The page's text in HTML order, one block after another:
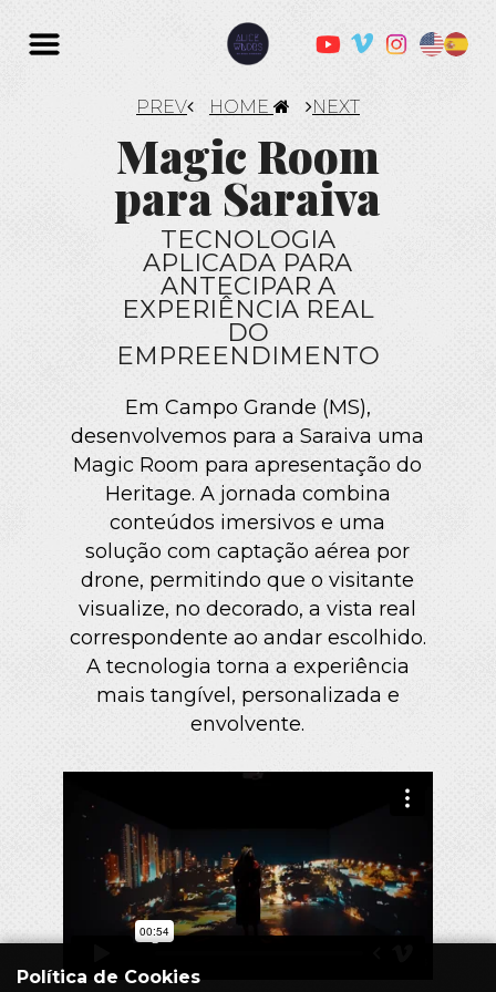
PREV HOME NEXT
Magic Room
para Saraiva
TECNOLOGIA
APLICADA PARA
ANTECIPAR A
EXPERIÊNCIA REAL
DO
EMPREENDIMENTO
Em Campo Grande (MS),
desenvolvemos para a Saraiva uma
Magic Room para apresentação do
Heritage. A jornada combina
conteúdos imersivos e uma
solução com captação aérea por
drone, permitindo que o visitante
visualize, no decorado, a vista real
correspondente ao andar escolhido.
A tecnologia torna a experiência
mais tangível, personalizada e
envolvente.
Política de Cookies